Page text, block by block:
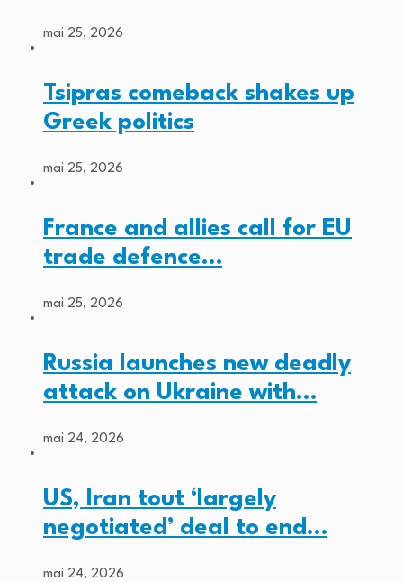
mai 25, 2026
Tsipras comeback shakes up
Greek politics
mai 25, 2026
France and allies call for EU
trade defence…
mai 25, 2026
Russia launches new deadly
attack on Ukraine with…
mai 24, 2026
US, Iran tout ‘largely
negotiated’ deal to end…
mai 24, 2026